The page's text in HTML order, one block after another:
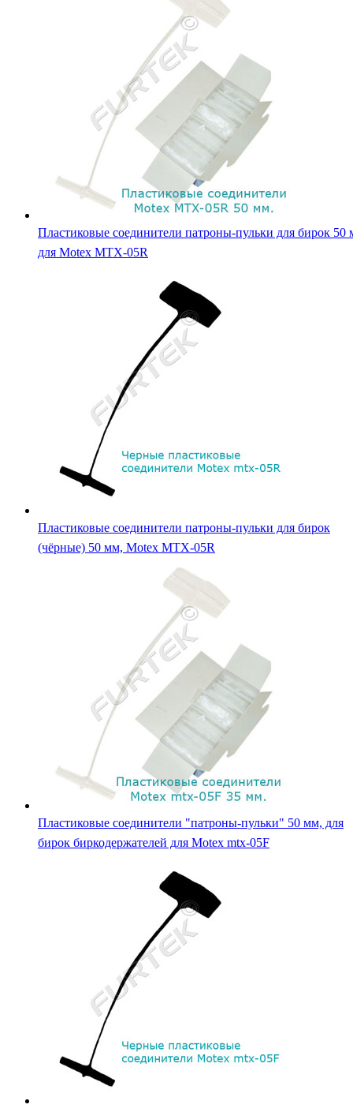
Пластиковые соединители патроны-пульки для бирок 50
для Motex MTX-05R
Пластиковые соединители патроны-пульки для бирок
(чёрные) 50 мм, Motex MTX-05R
Пластиковые соединители "патроны-пульки" 50 мм, для
бирок биркодержателей для Motex mtx-05F